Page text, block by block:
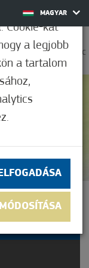
MAGYAR
0
27,8°C
Cookie-kat
a legjobb
a tartalom